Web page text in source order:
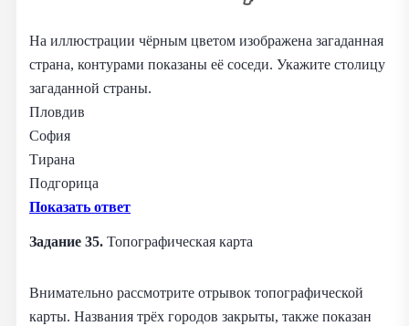
На иллюстрации чёрным цветом изображена загаданная
страна, контурами показаны её соседи. Укажите столицу
загаданной страны.
Пловдив
София
Тирана
Подгорица
Показать ответ
Задание 35. Топографическая карта
Внимательно рассмотрите отрывок топографической
карты. Названия трёх городов закрыты, также показан